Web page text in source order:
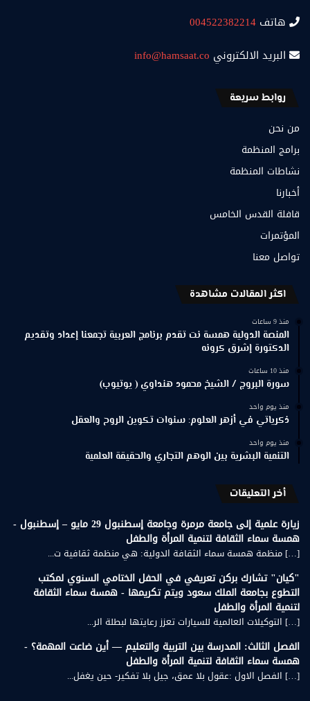
هاتف 004522382214
البريد الالكتروني info@hamsaat.co
روابط سريعة
من نحن
برامج المنظمة
نشاطات المنظمة
أخبارنا
قافلة القدس الخامس
المؤتمرات
تواصل معنا
اكثر المقالات مشاهدة
منذ 9 ساعات
المنصة الدولية همسة نت تقدم برنامج العربية تجمعنا إعداد وتقديم
الدكتورة إشرق كرونه
منذ 10 ساعات
سورة البروج / الشيخ محمود هنداوي ( يوتيوب)
منذ يوم واحد
ذكرياتي في أزهر العلوم: سنوات تكوين الروح والعقل
منذ يوم واحد
التنمية البشرية بين الوهم التجاري والحقيقة العلمية
أخر التعليقات
زيارة علمية إلى جامعة مرمرة وجامعة إسطنبول 29 مايو – إسطنبول -
همسة سماء الثقافة لتنمية المرأة والطفل
[…] منظمة همسة سماء الثقافة الدولية: هي منظمة ثقافية ت...
"كيان" تشارك بركن تعريفي في الحفل الختامي السنوي لمكتب
التطوع بجامعة الملك سعود ويتم تكريمها - همسة سماء الثقافة
لتنمية المرأة والطفل
[…] التوكيلات العالمية للسيارات تعزز رعايتها لبطلة الر...
الفصل الثالث: المدرسة بين التربية والتعليم — أين ضاعت المهمة؟ -
همسة سماء الثقافة لتنمية المرأة والطفل
[…] الفصل الاول :عقول بلا عمق، جيل بلا تفكير- حين يغفل...